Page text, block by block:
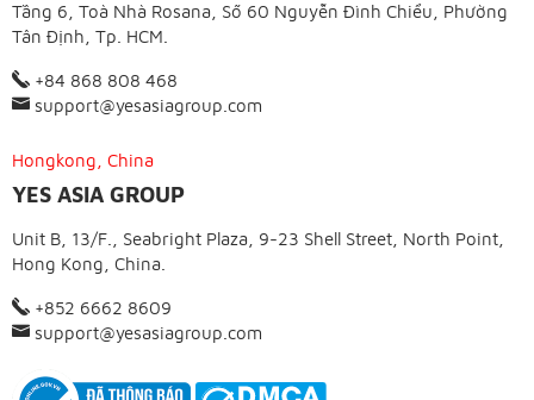
Tầng 6, Toà Nhà Rosana, Số 60 Nguyễn Đình Chiểu, Phường
Tân Định, Tp. HCM.
+84 868 808 468
support@yesasiagroup.com
Hongkong, China
YES ASIA GROUP
Unit B, 13/F., Seabright Plaza, 9-23 Shell Street, North Point,
Hong Kong, China.
+852 6662 8609
support@yesasiagroup.com